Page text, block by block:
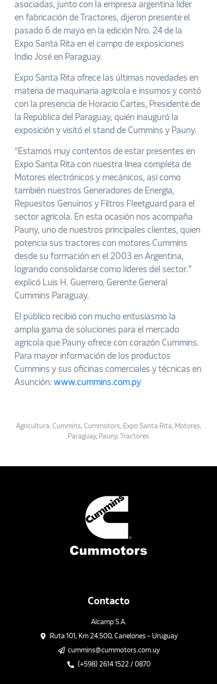
asociadas, junto con la empresa argentina líder
en fabricación de Tractores, dijeron presente el
pasado 6 de mayo en la edición Nro. 24 de la
Expo Santa Rita en el campo de exposiciones
Indio José en Paraguay.
Expo Santa Rita ofrece las últimas novedades en
materia de maquinaria agrícola e insumos y contó
con la presencia de Horacio Cartes, Presidente de
la República del Paraguay, quién inauguró la
exposición y visitó el stand de Cummins y Pauny.
“Estamos muy contentos de estar presentes en
Expo Santa Rita con nuestra línea completa de
Motores electrónicos y mecánicos, así como
también nuestros Generadores de Energía,
Repuestos Genuinos y Filtros Fleetguard para el
sector agrícola. En esta ocasión nos acompaña
Pauny, uno de nuestros principales clientes, quien
potencia sus tractores con motores Cummins
desde su formación en el 2003 en Argentina,
logrando consolidarse como líderes del sector.”
explicó Luis H. Guerrero, Gerente General
Cummins Paraguay.
El público recibió con mucho entusiasmo la
amplia gama de soluciones para el mercado
agrícola que Pauny ofrece con corazón Cummins.
Para mayor información de los productos
Cummins y sus oficinas comerciales y técnicas en
Asunción: www.cummins.com.py
Agricultura, Cummins, Cummotors, Expo Santa Rita, Motores,
Paraguay, Pauny, Tractores
Contacto
Alcamp S.A.
Ruta 101, Km 24.500, Canelones - Uruguay
cummins@cummotors.com.uy
(+598) 2614 1522 / 0870